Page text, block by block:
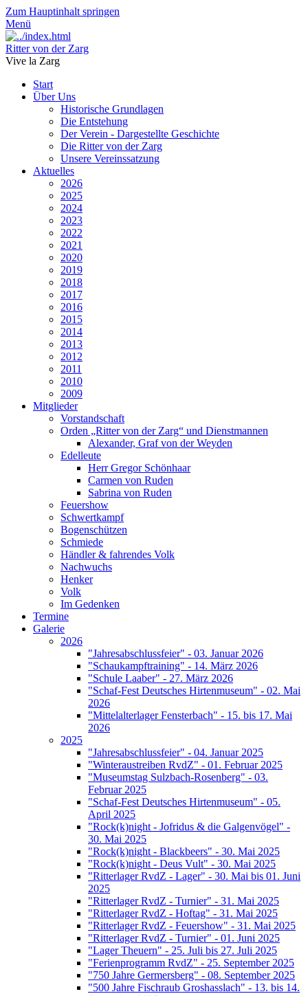
Zum Hauptinhalt springen
Menü
Ritter von der Zarg
Vive la Zarg
Start
Über Uns
Historische Grundlagen
Die Entstehung
Der Verein - Dargestellte Geschichte
Die Ritter von der Zarg
Unsere Vereinssatzung
Aktuelles
2026
2025
2024
2023
2022
2021
2020
2019
2018
2017
2016
2015
2014
2013
2012
2011
2010
2009
Mitglieder
Vorstandschaft
Orden „Ritter von der Zarg“ und Dienstmannen
Alexander, Graf von der Weyden
Edelleute
Herr Gregor Schönhaar
Carmen von Ruden
Sabrina von Ruden
Feuershow
Schwertkampf
Bogenschützen
Schmiede
Händler & fahrendes Volk
Nachwuchs
Henker
Volk
Im Gedenken
Termine
Galerie
2026
"Jahresabschlussfeier" - 03. Januar 2026
"Schaukampftraining" - 14. März 2026
"Schule Laaber" - 27. März 2026
"Schaf-Fest Deutsches Hirtenmuseum" - 02. Mai
2026
"Mittelalterlager Fensterbach" - 15. bis 17. Mai
2026
2025
"Jahresabschlussfeier" - 04. Januar 2025
"Winteraustreiben RvdZ" - 01. Februar 2025
"Museumstag Sulzbach-Rosenberg" - 03.
Februar 2025
"Schaf-Fest Deutsches Hirtenmuseum" - 05.
April 2025
"Rock(k)night - Jofridus & die Galgenvögel" -
30. Mai 2025
"Rock(k)night - Blackbeers" - 30. Mai 2025
"Rock(k)night - Deus Vult" - 30. Mai 2025
"Ritterlager RvdZ - Lager" - 30. Mai bis 01. Juni
2025
"Ritterlager RvdZ - Turnier" - 31. Mai 2025
"Ritterlager RvdZ - Hoftag" - 31. Mai 2025
"Ritterlager RvdZ - Feuershow" - 31. Mai 2025
"Ritterlager RvdZ - Turnier" - 01. Juni 2025
"Lager Theuern" - 25. Juli bis 27. Juli 2025
"Ferienprogramm RvdZ" - 25. September 2025
"750 Jahre Germersberg" - 08. September 2025
"500 Jahre Fischraub Groshasslach" - 13. bis 14.